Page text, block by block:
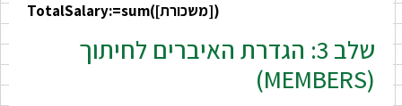
TotalSalary:=sum([משכורת])
שלב 3: הגדרת האיברים לחיתוך
(MEMBERS)